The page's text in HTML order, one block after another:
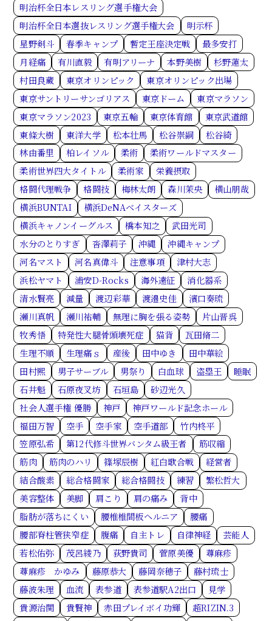
明治杯全日本レスリング選手権大会
明治杯全日本選抜レスリング選手権大会
明示杯
星野剣斗
春季キャンプ 暫定王座決定戦
最多安打
月経痛
有川直毅 有明アリーナ 本野美樹
杉野蓮太
村田良蔵
東京オリンピック
東京オリンピック出場
東京サントリーサンゴリアス
東京ドーム
東京マラソン
東京マラソン2023
東京五輪 東京体育館
東京武道館
東條大樹
東洋大学 松本壮馬 松谷崇嗣
松谷綺
林由番里
柏レイソル 柔術
柔術ワールドマスター
柔術世界四大タイトル
柔術家
栄養摂取
格闘代理戦争
格闘技 梅林太朗 森川茉央
横山朋哉
横浜BUNTAI
横浜DeNAベイスターズ
横浜キャノンイーグルス
橋本知之
武田光司
水分のとりすぎ
沓澤莉子 沖縄
沖縄キャンプ
河名マスト
河名真偉斗 注意事項
津村大志
浜松ヤマト
浦安D-Rocks 海外遠征
消化器系
清水賢亮
減量 渡辺彩華 渡邉史佳
濱口奏琉
瀬川真帆
瀬川祐輔 無理に胸を張る姿勢
片山晋呉
牧秀悟
特発性大腿骨頭壊死症 猫背
瓦田脩二
生理不順
生理痛ｓ 産後 田中ゆき
田中華絵
田村熙
男子サーブル 男祭り 白血球 盗塁王
睡眠
石井魁
石原夜叉坊 石垣島
砂辺光久
社会人選手権 優勝
神戸
神戸ワールド記念ホール
福田万智
空手 空手家 空手道部
竹内柊平
笠原弘希
第12代修斗世界バンタム級王者
筋収縮
筋肉
筋肉のハリ 篠塚辰樹 紅白歌合戦
経営者
結合酸素
総合格闘家 総合格闘技 練習
繁松哲大
美容整体
美脚 肩こり 肩の痛み
背中
脂肪が落ちにくい
腰椎椎間板ヘルニア
腰痛
腰部脊柱管狭窄症
腹痛 自主トレ 自律神経
芸能人
若松佑弥
茂呂綾乃 荻野貴司 菅原美優
蕁麻疹
蕁麻疹 かゆみ
藤原恭大 藤岡奈穂子
藤村琉士
藤波朱理
血流 表参道 表参道駅A2出口
見学
貴源治関
貴賢神 赤田プレイボイ功輝
超RIZIN.3